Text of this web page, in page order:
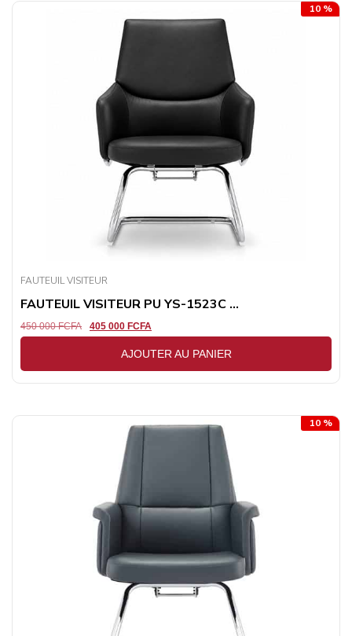
10 %
FAUTEUIL VISITEUR
FAUTEUIL VISITEUR PU YS-1523C ...
450 000FCFA 405 000 FCFA
AJOUTER AU PANIER
10 %